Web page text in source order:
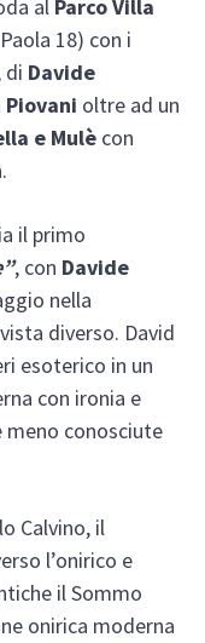
al Parco Villa
18) con i
di Davide
Piovani oltre ad un
e Mulè con
il primo
, con Davide
nella
diverso. David
esoterico in un
con ironia e
conosciute
Calvino, il
l’onirico e
il Sommo
onirica moderna